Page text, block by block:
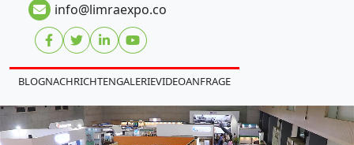
info@limraexpo.co
BLOGNACHRICHTENGALERIEVIDEOANFRAGE